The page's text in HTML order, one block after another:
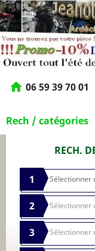
home 06 59 39 70 01
Rech / catégories
RECH.
1
2
3